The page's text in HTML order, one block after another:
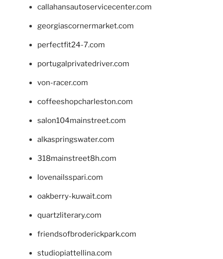
callahansautoservicecenter.com
georgiascornermarket.com
perfectfit24-7.com
portugalprivatedriver.com
von-racer.com
coffeeshopcharleston.com
salon104mainstreet.com
alkaspringswater.com
318mainstreet8h.com
lovenailsspari.com
oakberry-kuwait.com
quartzliterary.com
friendsofbroderickpark.com
studiopiattellina.com